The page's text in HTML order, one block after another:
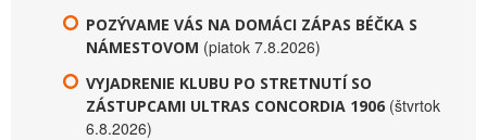
POZÝVAME VÁS NA DOMÁCI ZÁPAS BÉČKA S
NÁMESTOVOM (piatok 7.8.2026)
VYJADRENIE KLUBU PO STRETNUTÍ SO
ZÁSTUPCAMI ULTRAS CONCORDIA 1906 (štvrtok
6.8.2026)